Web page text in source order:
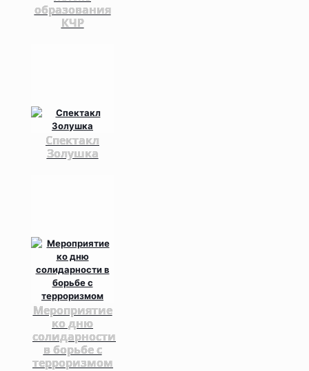
образования
КЧР
Спектакл
Золушка
Мероприятие
ко дню
солидарности
в борьбе с
терроризмом